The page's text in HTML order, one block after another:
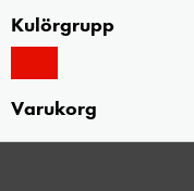
Kulörgrupp
Varukorg